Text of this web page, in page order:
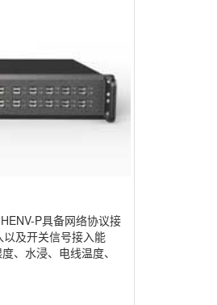
P具备网络协议接
及开关信号接入能
、水浸、电线温度、